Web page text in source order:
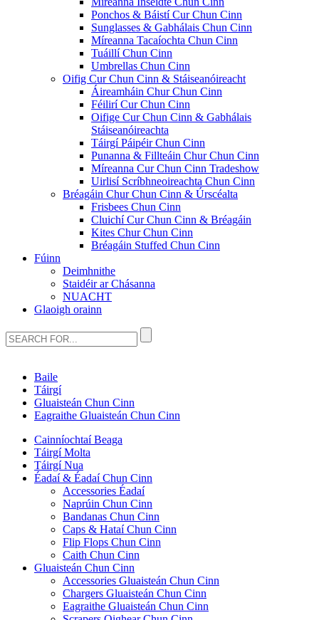
Ponchos & Báistí Cur Chun Cinn
Sunglasses & Gabhálais Chun Cinn
Míreanna Tacaíochta Chun Cinn
Tuáillí Chun Cinn
Umbrellas Chun Cinn
Oifig Cur Chun Cinn & Stáiseanóireacht
Áireamháin Chur Chun Cinn
Féilirí Cur Chun Cinn
Oifige Cur Chun Cinn & Gabhálais
Stáiseanóireachta
Táirgí Páipéir Chun Cinn
Punanna & Fillteáin Chur Chun Cinn
Míreanna Cur Chun Cinn Tradeshow
Uirlisí Scríbhneoireachta Chun Cinn
Bréagáin Chur Chun Cinn & Úrscéalta
Frisbees Chun Cinn
Cluichí Cur Chun Cinn & Bréagáin
Kites Chur Chun Cinn
Bréagáin Stuffed Chun Cinn
Fúinn
Deimhnithe
Staidéir ar Chásanna
NUACHT
Glaoigh orainn
Baile
Táirgí
Gluaisteán Chun Cinn
Eagraithe Gluaisteán Chun Cinn
Cainníochtaí Beaga
Táirgí Molta
Táirgí Nua
Éadaí & Éadaí Chun Cinn
Accessories Éadaí
Naprúin Chun Cinn
Bandanas Chun Cinn
Caps & Hataí Chun Cinn
Flip Flops Chun Cinn
Caith Chun Cinn
Gluaisteán Chun Cinn
Accessories Gluaisteán Chun Cinn
Chargers Gluaisteán Chun Cinn
Eagraithe Gluaisteán Chun Cinn